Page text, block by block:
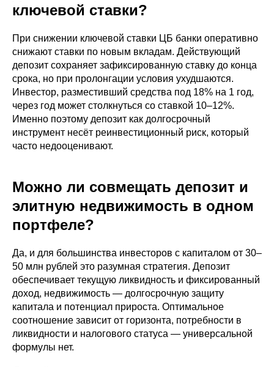
ключевой ставки?
При снижении ключевой ставки ЦБ банки оперативно
снижают ставки по новым вкладам. Действующий
депозит сохраняет зафиксированную ставку до конца
срока, но при пролонгации условия ухудшаются.
Инвестор, разместивший средства под 18% на 1 год,
через год может столкнуться со ставкой 10–12%.
Именно поэтому депозит как долгосрочный
инструмент несёт реинвестиционный риск, который
часто недооценивают.
Можно ли совмещать депозит и
элитную недвижимость в одном
портфеле?
Да, и для большинства инвесторов с капиталом от 30–
50 млн рублей это разумная стратегия. Депозит
обеспечивает текущую ликвидность и фиксированный
доход, недвижимость — долгосрочную защиту
капитала и потенциал прироста. Оптимальное
соотношение зависит от горизонта, потребности в
ликвидности и налогового статуса — универсальной
формулы нет.